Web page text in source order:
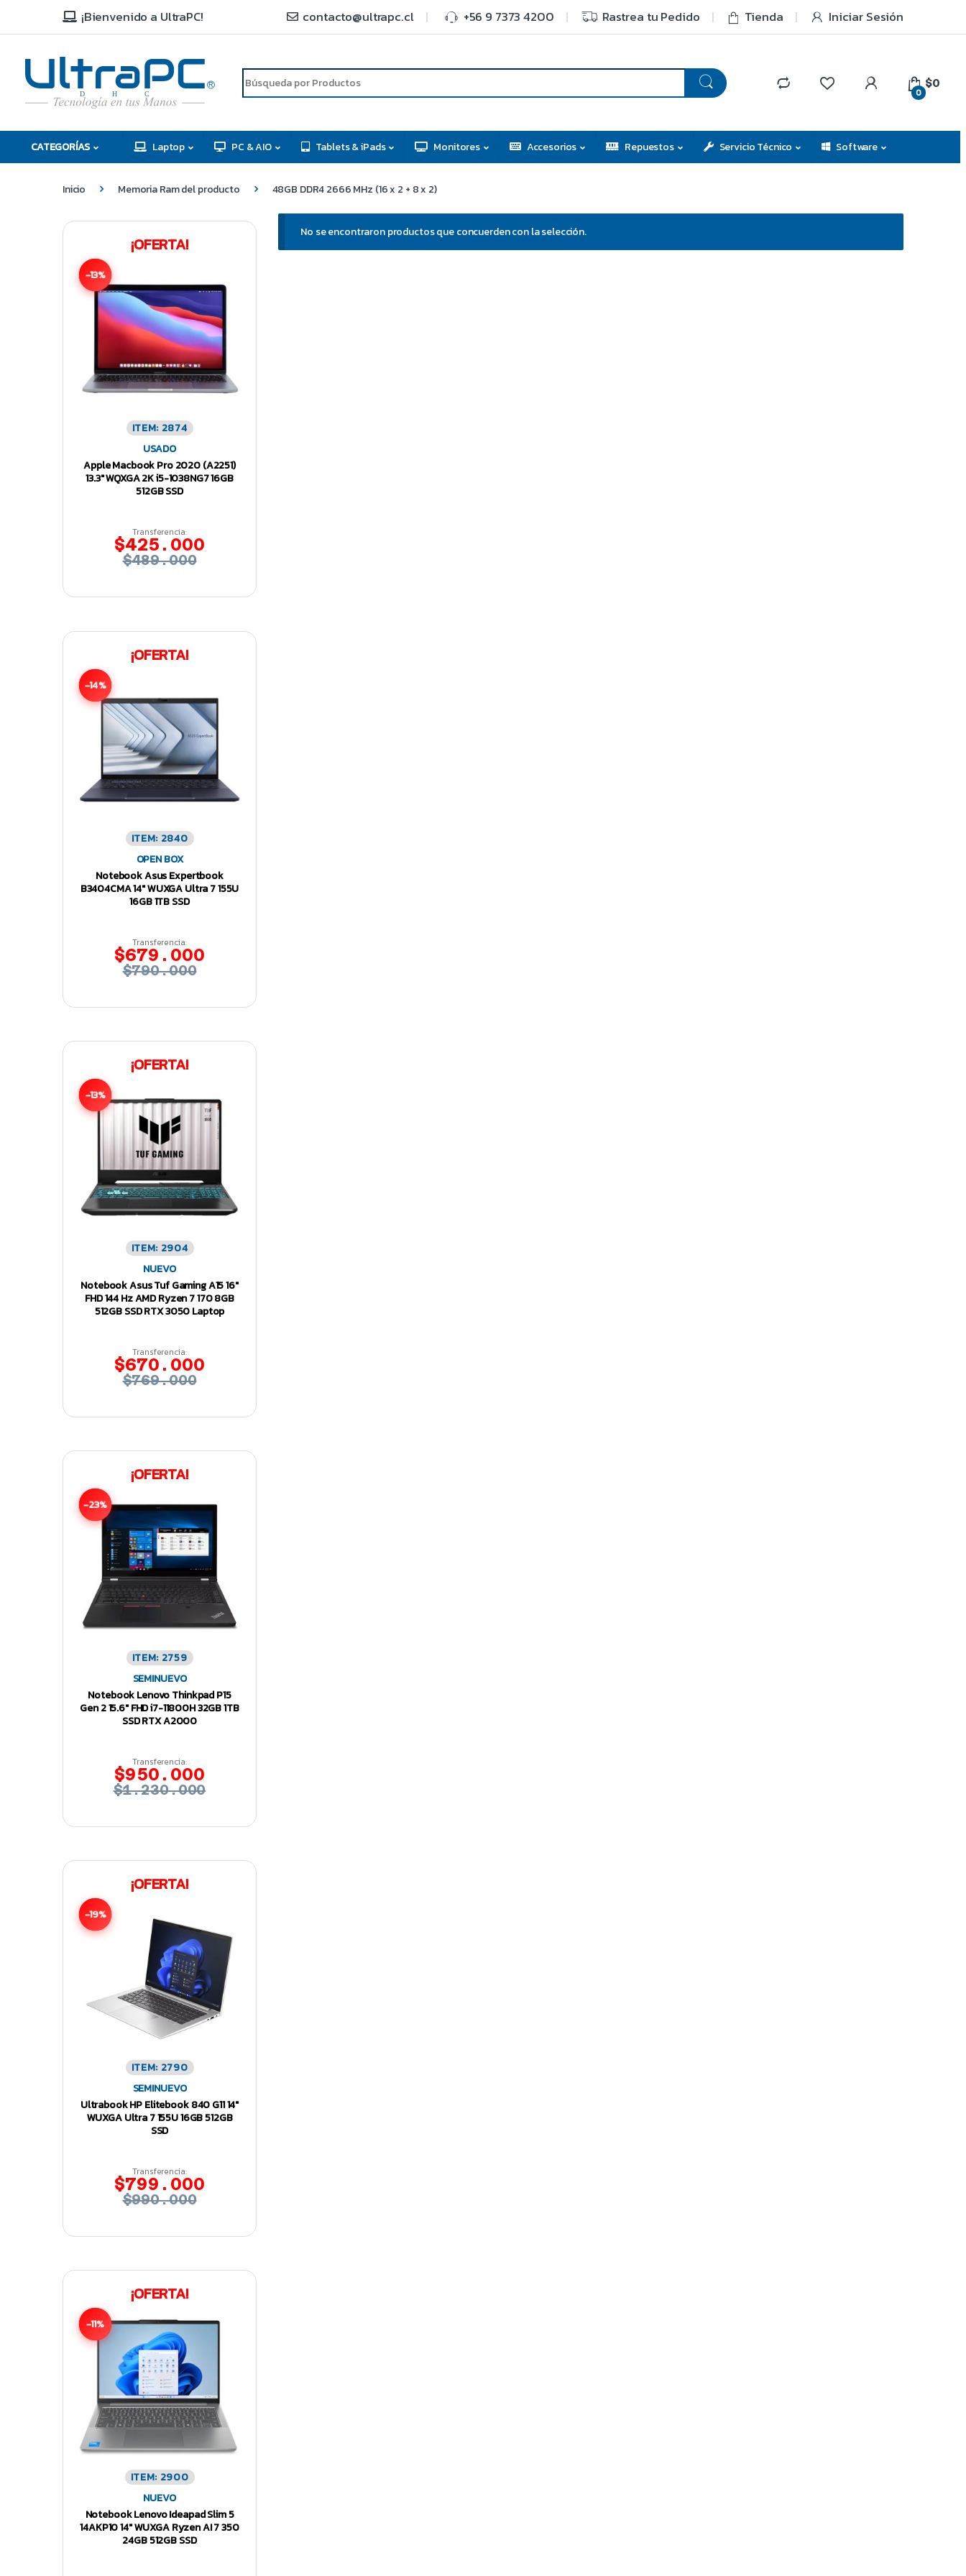
¡Bienvenido a UltraPC! contacto@ultrapc.cl +56 9 7373 4200 Rastrea tu Pedido Tienda Iniciar Sesión
C
H
D
R
0
$0
CATEGORÍAS Laptop PC & AIO Tablets & iPads Monitores Accesorios Repuestos Servicio Técnico Software
Inicio Memoria Ram del producto 48GB DDR4 2666 MHz (16 x 2 + 8 x 2)
No se encontraron productos que concuerden con la selección.
¡OFERTA!
-13%
ITEM: 2874
USADO
Apple Macbook Pro 2020 (A2251)
13.3″ WQXGA 2K i5-1038NG7 16GB
512GB SSD
Transferencia:
$425.000
$489.000
¡OFERTA!
-14%
ITEM: 2840
OPEN BOX
Notebook Asus Expertbook
B3404CMA 14″ WUXGA Ultra 7 155U
16GB 1TB SSD
Transferencia:
$679.000
$790.000
¡OFERTA!
-13%
ITEM: 2904
NUEVO
Notebook Asus Tuf Gaming A15 16″
FHD 144 Hz AMD Ryzen 7 170 8GB
512GB SSD RTX 3050 Laptop
Transferencia:
$670.000
$769.000
¡OFERTA!
-23%
ITEM: 2759
SEMINUEVO
Notebook Lenovo Thinkpad P15
Gen 2 15.6″ FHD i7-11800H 32GB 1TB
SSD RTX A2000
Transferencia:
$950.000
$1.230.000
¡OFERTA!
-19%
ITEM: 2790
SEMINUEVO
Ultrabook HP Elitebook 840 G11 14″
WUXGA Ultra 7 155U 16GB 512GB
SSD
Transferencia:
$799.000
$990.000
¡OFERTA!
-11%
ITEM: 2900
NUEVO
Notebook Lenovo Ideapad Slim 5
14AKP10 14″ WUXGA Ryzen AI 7 350
24GB 512GB SSD